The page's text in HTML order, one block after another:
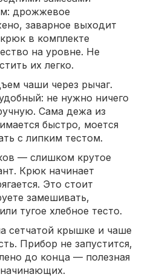
дрожжевое
заварное выходит
в комплекте
на уровне. Не
их легко.
чаши через рычаг.
не нужно ничего
Сама дежа из
быстро, моется
с липким тестом.
— слишком крутое
Крюк начинает
Это стоит
замешивать,
тугое хлебное тесто.
сетчатой крышке и чаше
Прибор не запустится,
до конца — полезная